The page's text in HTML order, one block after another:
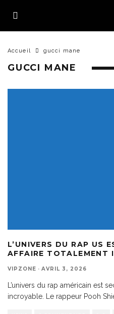
Accueil gucci mane
GUCCI MANE
L’UNIVERS DU RAP US
AFFAIRE TOTALEMENT
VIPZONE · AVRIL 3, 2026
L’univers du rap américain est
incroyable. Le rappeur Pooh